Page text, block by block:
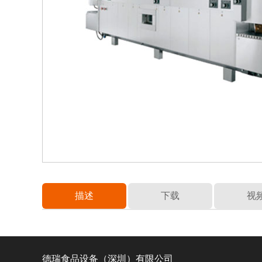
描述 下载 视
德瑞食品设备（深圳）有限公司